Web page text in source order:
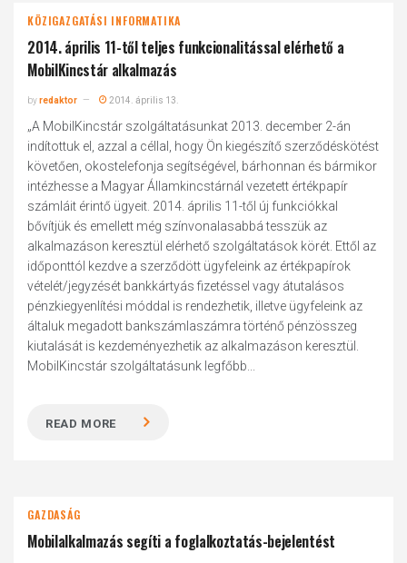
KÖZIGAZGATÁSI INFORMATIKA
2014. április 11-től teljes funkcionalitással elérhető a
MobilKincstár alkalmazás
byredaktor 2014. április 13.
„A MobilKincstár szolgáltatásunkat 2013. december 2-án
indítottuk el, azzal a céllal, hogy Ön kiegészítő szerződéskötést
követően, okostelefonja segítségével, bárhonnan és bármikor
intézhesse a Magyar Államkincstárnál vezetett értékpapír
számláit érintő ügyeit. 2014. április 11-től új funkciókkal
bővítjük és emellett még színvonalasabbá tesszük az
alkalmazáson keresztül elérhető szolgáltatások körét. Ettől az
időponttól kezdve a szerződött ügyfeleink az értékpapírok
vételét/jegyzését bankkártyás fizetéssel vagy átutalásos
pénzkiegyenlítési móddal is rendezhetik, illetve ügyfeleink az
általuk megadott bankszámlaszámra történő pénzösszeg
kiutalását is kezdeményezhetik az alkalmazáson keresztül.
MobilKincstár szolgáltatásunk legfőbb...
READ MORE
GAZDASÁG
Mobilalkalmazás segíti a foglalkoztatás-bejelentést